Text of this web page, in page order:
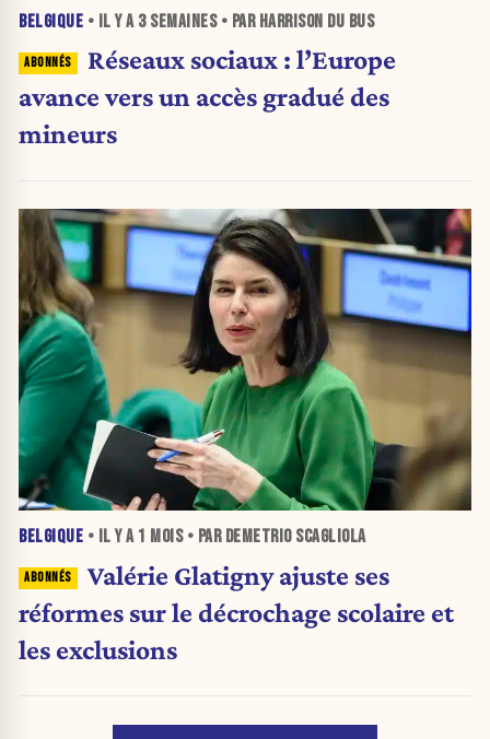
BELGIQUE • IL Y A 3 SEMAINES• PAR HARRISON DU BUS
Réseaux sociaux : l’Europe
avance vers un accès gradué des
mineurs
BELGIQUE • IL Y A 1 MOIS• PAR DEMETRIO SCAGLIOLA
Valérie Glatigny ajuste ses
réformes sur le décrochage scolaire et
les exclusions